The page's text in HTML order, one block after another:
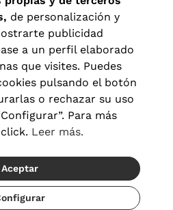
del 20/08 al 22/08
Términos y condiciones
|Configuración de cookies
© 2026 Visionlab España
de personalización y
publicidad
a un perfil elaborado
que visites. Puedes
pulsando el botón
o rechazar su uso
Para más
Leer más.
Aceptar